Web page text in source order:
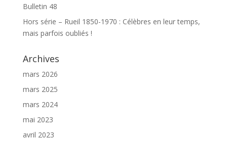
Bulletin 48
Hors série – Rueil 1850-1970 : Célèbres en leur temps,
mais parfois oubliés !
Archives
mars 2026
mars 2025
mars 2024
mai 2023
avril 2023